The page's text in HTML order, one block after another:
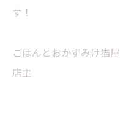
す！
ごはんとおかずみけ猫屋
店主